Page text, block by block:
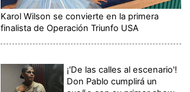
Karol Wilson se convierte en la primera
finalista de Operación Triunfo USA
¡'De las calles al escenario'!
Don Pablo cumplirá un